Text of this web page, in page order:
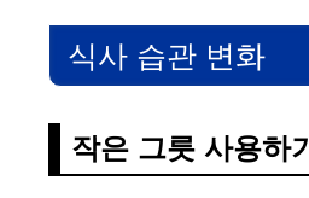
식사 습관 변화
작은 그릇 사용하기